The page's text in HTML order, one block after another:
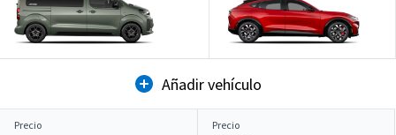
Añadir vehículo
Precio
Precio